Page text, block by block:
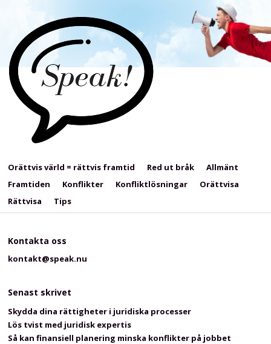
Orättvis värld = rättvis framtid Red ut bråk
Allmänt
Framtiden
Konflikter Konfliktlösningar
Orättvisa
Rättvisa
Tips
Kontakta oss
kontakt@speak.nu
Senast skrivet
Skydda dina rättigheter i juridiska processer
Lös tvist med juridisk expertis
Så kan finansiell planering minska konflikter på jobbet